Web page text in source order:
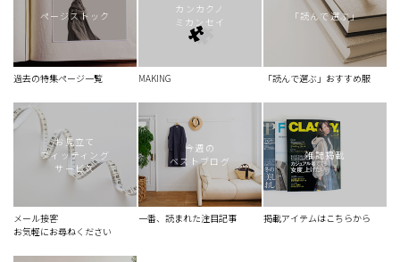
ページストック
過去の特集ページ一覧
カンカクノ
ミカンセイ
MAKING
「読んで選ぶ」
「読んで選ぶ」おすすめ服
お見立て
フィッティング
サービス
メール接客
お気軽にお尋ねください
今週の
ベストブログ
一番、読まれた注目記事
雑誌掲載
掲載アイテムはこちらから